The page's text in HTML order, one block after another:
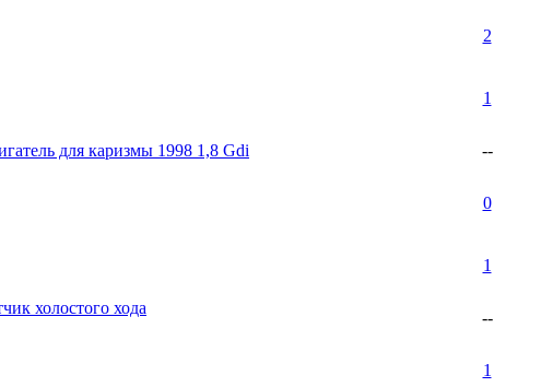
2
1
для каризмы 1998 1,8 Gdi --
0
1
холостого хода
--
1